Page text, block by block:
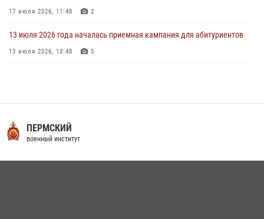
17 июля 2026, 11:48 2
13 июля 2026 года началась приемная кампания для абитуриентов
13 июля 2026, 13:48 5
29 июля 2026, 06:45 2
16 июля 2026 года между военным институтом и ООО «ЭЛРЕМ»
заключено соглашение о научно-техническом сотрудничестве
ПЕРМСКИЙ
военный институт